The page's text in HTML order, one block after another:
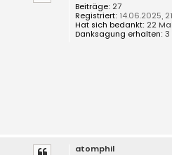
Beiträge: 27
Registriert: 14.06.2025,
Hat sich bedankt: 22 Mal
Danksagung erhalten: 3
atomphil